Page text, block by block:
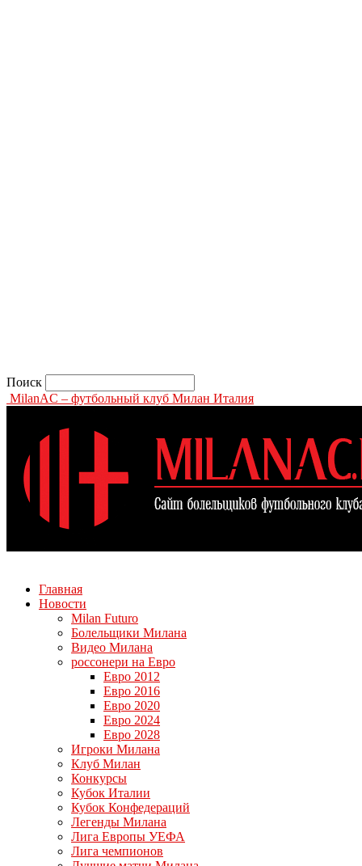
Поиск
MilanAC – футбольный клуб Милан Италия
Главная
Новости
Milan Futuro
Болельщики Милана
Видео Милана
россонери на Евро
Евро 2012
Евро 2016
Евро 2020
Евро 2024
Евро 2028
Игроки Милана
Клуб Милан
Конкурсы
Кубок Италии
Кубок Конфедераций
Легенды Милана
Лига Европы УЕФА
Лига чемпионов